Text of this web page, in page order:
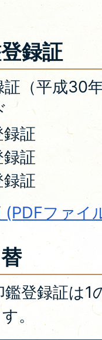
録証
（平成30
証
録証
録証
(PDFファイ
登録証は1
。